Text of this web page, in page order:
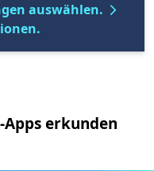
auswählen.
Apps erkunden